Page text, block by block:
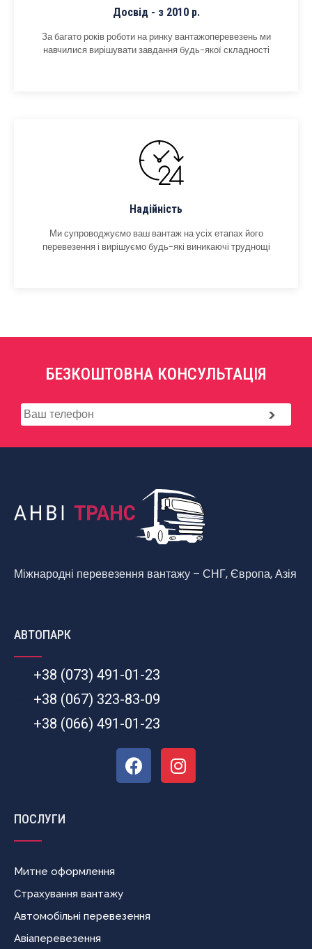
Досвід - з 2010 р.
За багато років роботи на ринку вантажоперевезень ми
навчилися вирішувати завдання будь-якої складності
Надійність
Ми супроводжуємо ваш вантаж на усіх етапах його
перевезення і вирішуємо будь-які виникаючі труднощі
БЕЗКОШТОВНА КОНСУЛЬТАЦІЯ
Міжнародні перевезення вантажу – СНГ, Європа, Азія
АВТОПАРК
+38 (073) 491-01-23
+38 (067) 323-83-09
+38 (066) 491-01-23
ПОСЛУГИ
Митне оформлення
Страхування вантажу
Автомобільні перевезення
Авіаперевезення